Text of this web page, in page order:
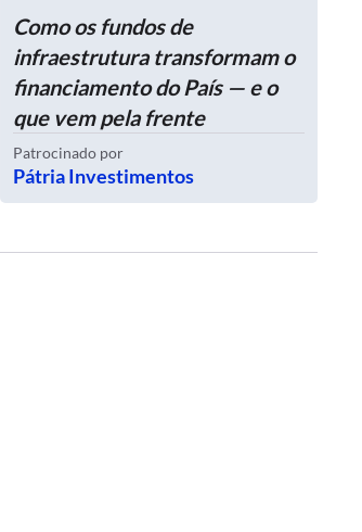
Como os fundos de
infraestrutura transformam o
financiamento do País — e o
que vem pela frente
Patrocinado por
Pátria Investimentos